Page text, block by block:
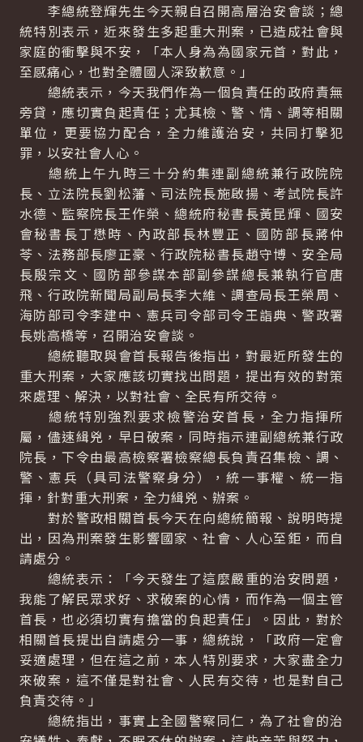
李總統登輝先生今天親自召開高層治安會談；總
統特別表示，近來發生多起重大刑案，已造成社會與
家庭的衝擊與不安，「本人身為為國家元首，對此，
至感痛心，也對全體國人深致歉意。」
總統表示，今天我們作為一個負責任的政府責無
旁貸，應切實負起責任；尤其檢、警、情、調等相關
單位，更要協力配合，全力維護治安，共同打擊犯
罪，以安社會人心。
總統上午九時三十分約集連副總統兼行政院院
長、立法院長劉松藩、司法院長施啟揚、考試院長許
水德、監察院長王作榮、總統府秘書長黃昆輝、國安
會秘書長丁懋時、內政部長林豐正、國防部長蔣仲
苓、法務部長廖正豪、行政院秘書長趙守博、安全局
長殷宗文、國防部參謀本部副參謀總長兼執行官唐
飛、行政院新聞局副局長李大維、調查局長王榮周、
海防部司令李建中、憲兵司令部司令王詣典、警政署
長姚高橋等，召開治安會談。
總統聽取與會首長報告後指出，對最近所發生的
重大刑案，大家應該切實找出問題，提出有效的對策
來處理、解決，以對社會、全民有所交待。
總統特別強烈要求檢警治安首長，全力指揮所
屬，儘速緝兇，早日破案，同時指示連副總統兼行政
院長，下令由最高檢察署檢察總長負責召集檢、調、
警、憲兵（具司法警察身分），統一事權、統一指
揮，針對重大刑案，全力緝兇、辦案。
對於警政相關首長今天在向總統簡報、說明時提
出，因為刑案發生影響國家、社會、人心至鉅，而自
請處分。
總統表示：「今天發生了這麼嚴重的治安問題，
我能了解民眾求好、求破案的心情，而作為一個主管
首長，也必須切實有擔當的負起責任」。因此，對於
相關首長提出自請處分一事，總統說，「政府一定會
妥適處理，但在這之前，本人特別要求，大家盡全力
來破案，這不僅是對社會、人民有交待，也是對自己
負責交待。」
總統指出，事實上全國警察同仁，為了社會的治